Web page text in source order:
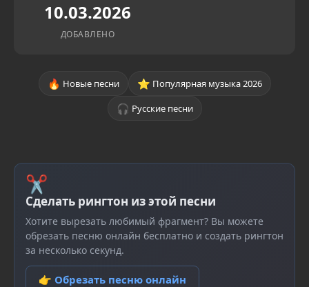
10.03.2026
ДОБАВЛЕНО
🔥 Новые песни ⭐ Популярная музыка 2026
🎧 Русские песни
✂
Сделать рингтон из этой песни
Хотите вырезать любимый фрагмент? Вы можете
обрезать песню онлайн бесплатно и создать рингтон
за несколько секунд.
👉 Обрезать песню онлайн